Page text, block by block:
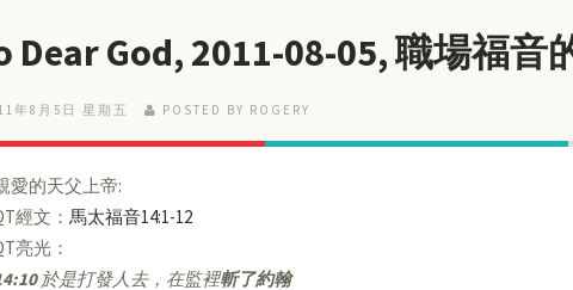
Dear God, 2011-08-05, 職場福音
年8月5日 星期五 POSTED BY ROGERY
愛的天父上帝:
經文： 馬太福音14:1-12
亮光：
於是打發人去，在監裡斬了約翰